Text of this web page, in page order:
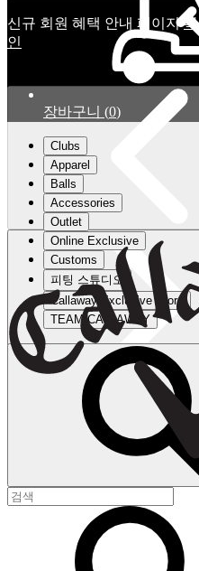
신규 회원 혜택 안내 페이지확
인
장바구니 (0)
Clubs
Apparel
Balls
Accessories
Outlet
Online Exclusive
Customs
피팅 스튜디오
Callaway Exclusive Store
TEAM CALLAWAY